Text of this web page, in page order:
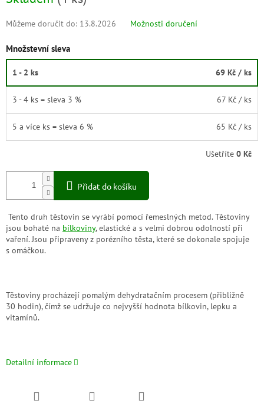
Můžeme doručit do: 13.8.2026 Možnosti doručení
Množstevní sleva
1 - 2 ks 69 Kč / ks
3 - 4 ks = sleva 3 % 67 Kč / ks
5 a více ks = sleva 6 % 65 Kč / ks
Ušetříte 0 Kč
Přidat do košíku
Tento druh těstovin se vyrábí pomocí řemeslných metod. Těstoviny
jsou bohaté na bílkoviny, elastické a s velmi dobrou odolností při
vaření. Jsou připraveny z porézního těsta, které se dokonale spojuje
s omáčkou.
Těstoviny procházejí pomalým dehydratačním procesem (přibližně
30 hodin), čímž se udržuje co nejvyšší hodnota bílkovin, lepku a
vitamínů.
Detailní informace